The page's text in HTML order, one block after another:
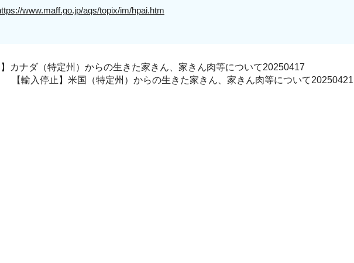
www.maff.go.jp/aqs/topix/im/hpai.htm
】カナダ（特定州）からの生きた家きん、家きん肉等について20250417
【輸入停止】米国（特定州）からの生きた家きん、家きん肉等について20250421